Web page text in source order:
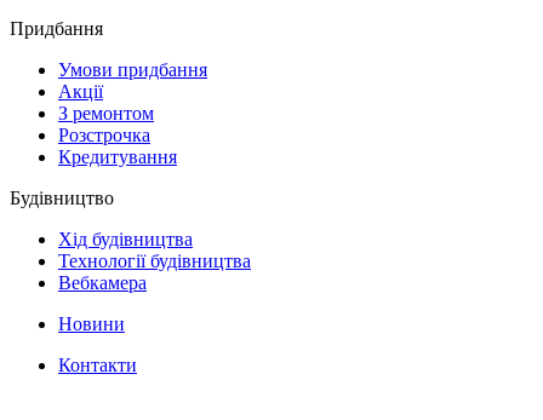
Придбання
Умови придбання
Акції
З ремонтом
Розстрочка
Кредитування
Будівництво
Хід будівництва
Технології будівництва
Вебкамера
Новини
Контакти